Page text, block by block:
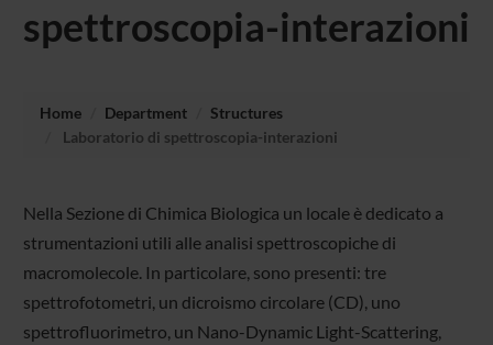
spettroscopia-interazioni
Home Department
Structures
Laboratorio di spettroscopia-interazioni
Nella Sezione di Chimica Biologica un locale è dedicato a
strumentazioni utili alle analisi spettroscopiche di
macromolecole. In particolare, sono presenti: tre
spettrofotometri, un dicroismo circolare (CD), uno
spettrofluorimetro, un Nano-Dynamic Light-Scattering,